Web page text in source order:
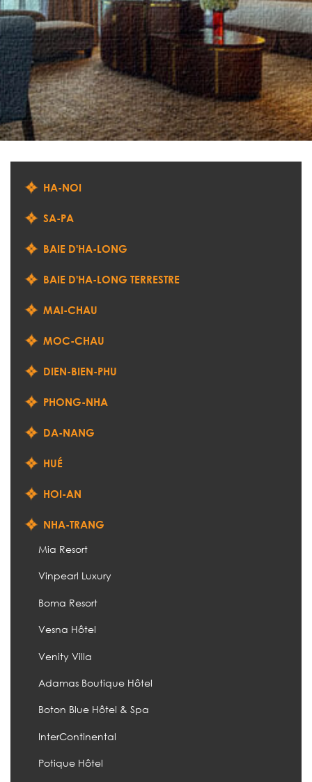
HA-NOI
SA-PA
BAIE D'HA-LONG
BAIE D'HA-LONG TERRESTRE
MAI-CHAU
MOC-CHAU
DIEN-BIEN-PHU
PHONG-NHA
DA-NANG
HUÉ
HOI-AN
NHA-TRANG
Mia Resort
Vinpearl Luxury
Boma Resort
Vesna Hôtel
Venity Villa
Adamas Boutique Hôtel
Boton Blue Hôtel & Spa
InterContinental
Potique Hôtel